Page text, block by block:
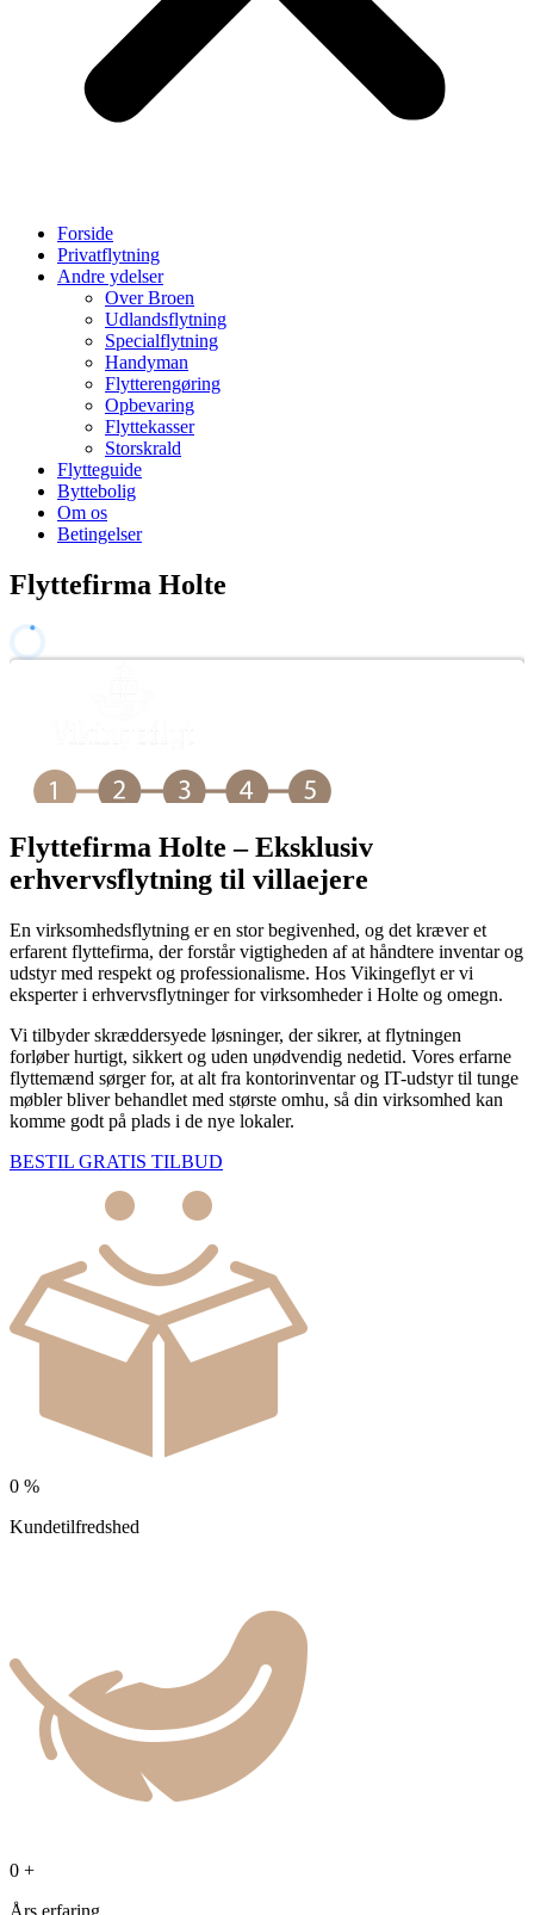
Forside
Privatflytning
Andre ydelser
Over Broen
Udlandsflytning
Specialflytning
Handyman
Flytterengøring
Opbevaring
Flyttekasser
Storskrald
Flytteguide
Byttebolig
Om os
Betingelser
Flyttefirma Holte
Flyttefirma Holte – Eksklusiv
erhvervsflytning til villaejere
En virksomhedsflytning er en stor begivenhed, og det kræver et
erfarent flyttefirma, der forstår vigtigheden af at håndtere inventar og
udstyr med respekt og professionalisme. Hos Vikingeflyt er vi
eksperter i erhvervsflytninger for virksomheder i Holte og omegn.
Vi tilbyder skræddersyede løsninger, der sikrer, at flytningen
forløber hurtigt, sikkert og uden unødvendig nedetid. Vores erfarne
flyttemænd sørger for, at alt fra kontorinventar og IT-udstyr til tunge
møbler bliver behandlet med største omhu, så din virksomhed kan
komme godt på plads i de nye lokaler.
BESTIL GRATIS TILBUD
0 %
Kundetilfredshed
0 +